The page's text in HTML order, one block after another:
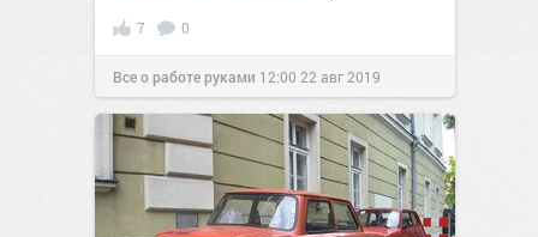
7 0
Все о работе руками 12:00 22 авг 2019